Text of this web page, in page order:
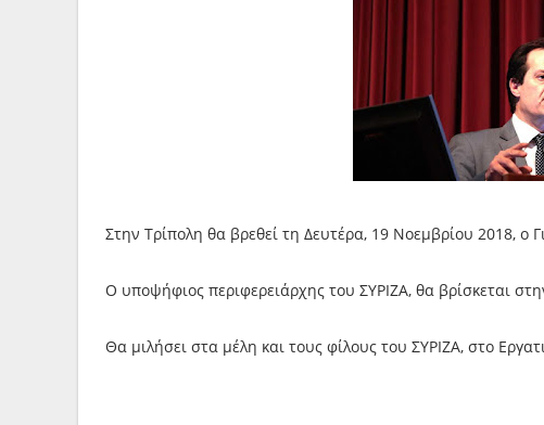
Στην Τρίπολη θα βρεθεί τη Δευτέρα, 19 Νοεμβρίου 2018, ο
Ο υποψήφιος περιφερειάρχης του ΣΥΡΙΖΑ, θα βρίσκεται
Θα μιλήσει στα μέλη και τους φίλους του ΣΥΡΙΖΑ, στο